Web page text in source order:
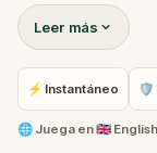
InCopenhagen
follow real-
the colorful,
legendary
secret corners,
otherworldly.
Leer más
⚡ Instantáneo 🛡
🌐 Juega en🇬🇧